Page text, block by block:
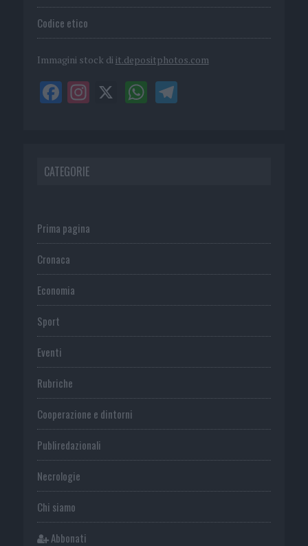
Codice etico
Immagini stock di it.depositphotos.com
CATEGORIE
Prima pagina
Cronaca
Economia
Sport
Eventi
Rubriche
Cooperazione e dintorni
Publiredazionali
Necrologie
Chi siamo
Abbonati